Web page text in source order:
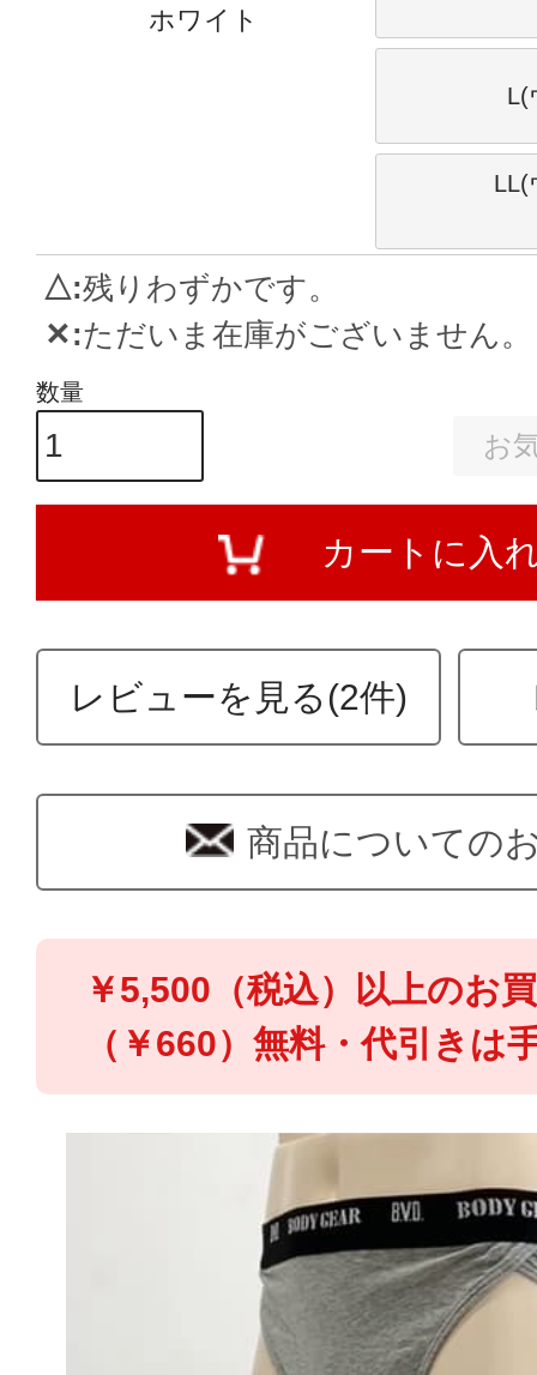
ホワイト
L(
LL(
△ 残りわずかです。
✕ ただいま在庫がございません。
お
カートに入
レビューを見る(2件)
商品についての
￥5,500（税込）以上のお
（￥660）無料・代引きは